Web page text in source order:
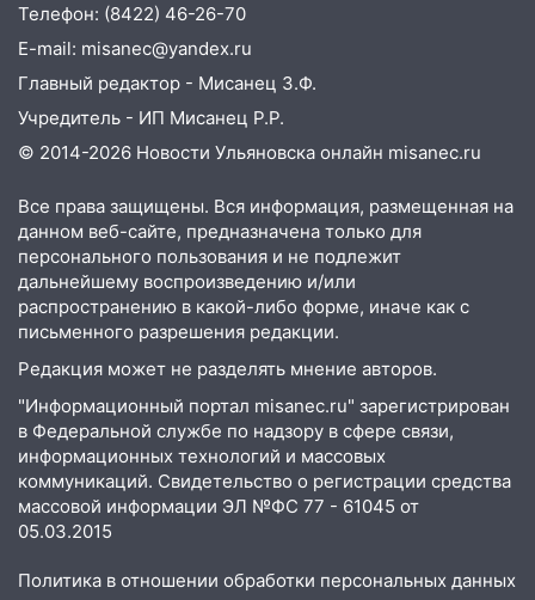
Телефон: (8422) 46-26-70
E-mail: misanec@yandex.ru
Главный редактор - Мисанец З.Ф.
Учредитель - ИП Мисанец Р.Р.
© 2014-2026 Новости Ульяновска онлайн misanec.ru
Все права защищены. Вся информация, размещенная на
данном веб-сайте, предназначена только для
персонального пользования и не подлежит
дальнейшему воспроизведению и/или
распространению в какой-либо форме, иначе как с
письменного разрешения редакции.
Редакция может не разделять мнение авторов.
"Информационный портал misanec.ru" зарегистрирован
в Федеральной службе по надзору в сфере связи,
информационных технологий и массовых
коммуникаций. Свидетельство о регистрации средства
массовой информации ЭЛ №ФС 77 - 61045 от
05.03.2015
Политика в отношении обработки персональных данных